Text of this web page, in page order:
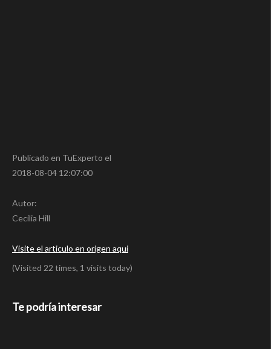
Publicado en TuExperto el
2018-08-04 12:07:00
Autor:
Cecilia Hill
Visite el articulo en origen aqui
(Visited 22 times, 1 visits today)
Te podría interesar